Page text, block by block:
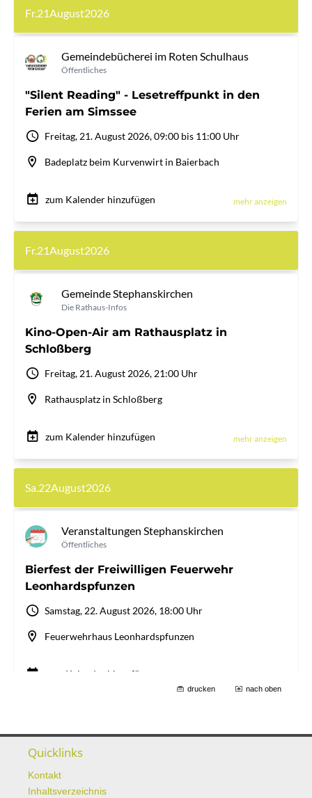
drucken nach oben
Quicklinks
Kontakt
Inhaltsverzeichnis